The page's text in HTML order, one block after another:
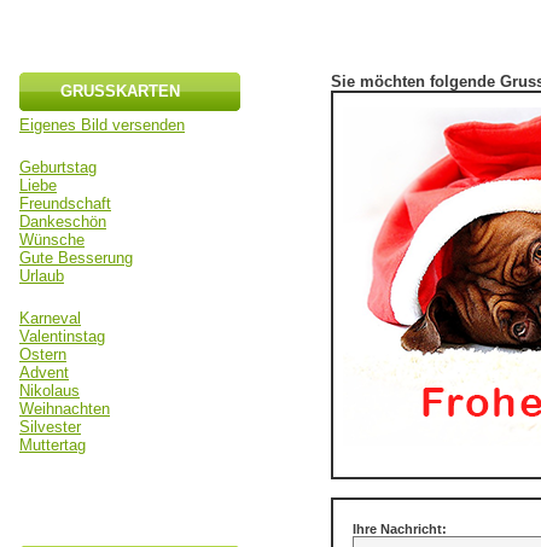
GRUSSKARTEN
Eigenes Bild versenden
Geburtstag
Liebe
Freundschaft
Dankeschön
Wünsche
Gute Besserung
Urlaub
Karneval
Valentinstag
Ostern
Advent
Nikolaus
Weihnachten
Silvester
Muttertag
Sie möchten folgende
Ihre Nachricht: